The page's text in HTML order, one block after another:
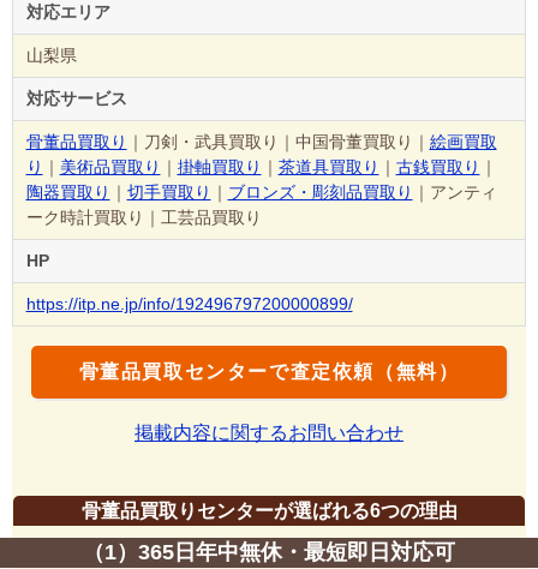
対応エリア
山梨県
対応サービス
骨董品買取り ｜刀剣・武具買取り｜中国骨董買取り｜ 絵画買取
り ｜ 美術品買取り ｜ 掛軸買取り ｜ 茶道具買取り ｜ 古銭買取り ｜
陶器買取り ｜ 切手買取り ｜ ブロンズ・彫刻品買取り ｜アンティ
ーク時計買取り｜工芸品買取り
HP
https://itp.ne.jp/info/192496797200000899/
骨董品買取センターで査定依頼（無料）
掲載内容に関するお問い合わせ
骨董品買取りセンターが選ばれる6つの理由
（1）365日年中無休・最短即日対応可